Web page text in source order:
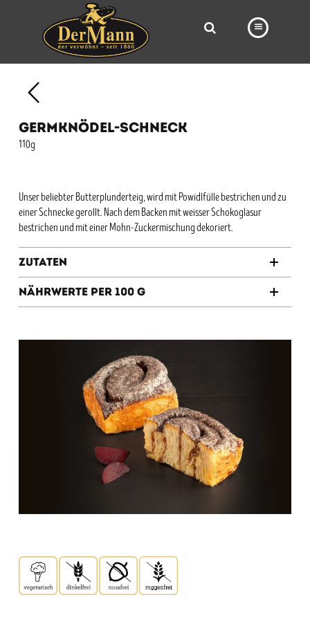
BÄCKEREI
VORBESTELLUNG
NEWS
KARRIERE
VIDEOS
GERMKNÖDEL-SCHNECK
110g
Unser beliebter Butterplunderteig, wird mit Powidlfülle bestrichen und zu
einer Schnecke gerollt. Nach dem Backen mit weisser Schokoglasur
bestrichen und mit einer Mohn-Zuckermischung dekoriert.
Zutaten
Nährwerte per 100 g